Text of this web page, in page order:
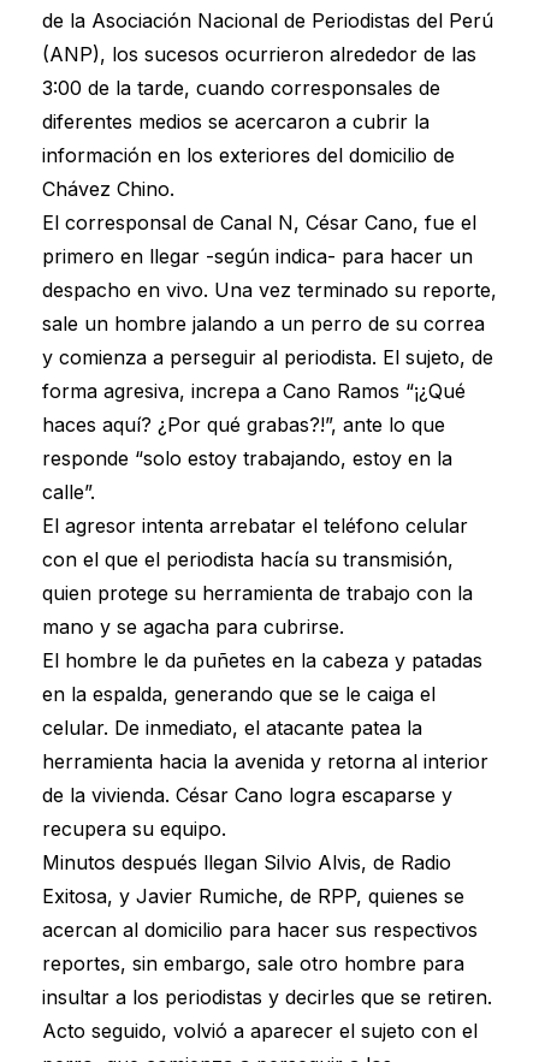
de la Asociación Nacional de Periodistas del Perú
(ANP), los sucesos ocurrieron alrededor de las
3:00 de la tarde, cuando corresponsales de
diferentes medios se acercaron a cubrir la
información en los exteriores del domicilio de
Chávez Chino.
El corresponsal de Canal N, César Cano, fue el
primero en llegar -según indica- para hacer un
despacho en vivo. Una vez terminado su reporte,
sale un hombre jalando a un perro de su correa
y comienza a perseguir al periodista. El sujeto, de
forma agresiva, increpa a Cano Ramos “¡¿Qué
haces aquí? ¿Por qué grabas?!”, ante lo que
responde “solo estoy trabajando, estoy en la
calle”.
El agresor intenta arrebatar el teléfono celular
con el que el periodista hacía su transmisión,
quien protege su herramienta de trabajo con la
mano y se agacha para cubrirse.
El hombre le da puñetes en la cabeza y patadas
en la espalda, generando que se le caiga el
celular. De inmediato, el atacante patea la
herramienta hacia la avenida y retorna al interior
de la vivienda. César Cano logra escaparse y
recupera su equipo.
Minutos después llegan Silvio Alvis, de Radio
Exitosa, y Javier Rumiche, de RPP, quienes se
acercan al domicilio para hacer sus respectivos
reportes, sin embargo, sale otro hombre para
insultar a los periodistas y decirles que se retiren.
Acto seguido, volvió a aparecer el sujeto con el